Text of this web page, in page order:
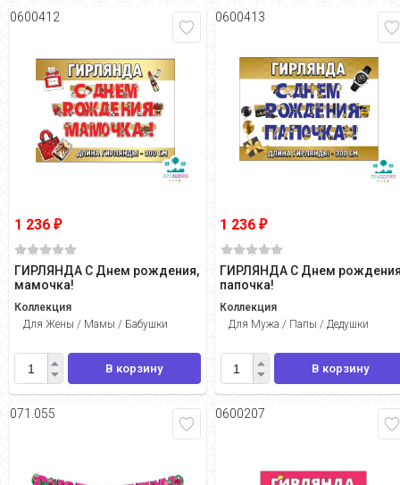
0600412
1 236 ₽
ГИРЛЯНДА С Днем рождения,
мамочка!
Коллекция
Для Жены / Мамы / Бабушки
В корзину
0600413
1 236₽
ГИРЛЯНДА С Днем
папочка!
Коллекция
Для Мужа / Папы / Дедушки
В корзину
071.055 0600207